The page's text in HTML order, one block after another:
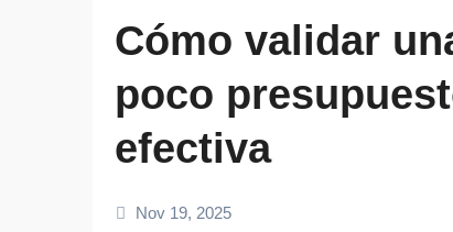
Cómo validar
poco
efectiva
Nov 19, 2025